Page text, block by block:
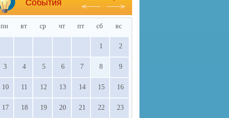
События
пн вт ср чт пт сб вс
1 2
3 4 5 6 7 8 9
10 11 12 13 14 15 16
17 18 19 20 21 22 23